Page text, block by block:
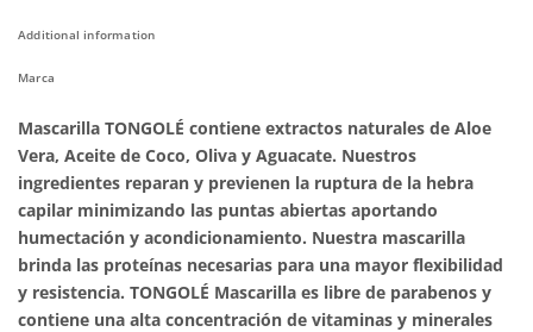
Additional information
Marca
Mascarilla TONGOLÉ contiene extractos naturales de Aloe
Vera, Aceite de Coco, Oliva y Aguacate. Nuestros
ingredientes reparan y previenen la ruptura de la hebra
capilar minimizando las puntas abiertas aportando
humectación y acondicionamiento. Nuestra mascarilla
brinda las proteínas necesarias para una mayor flexibilidad
y resistencia. TONGOLÉ Mascarilla es libre de parabenos y
contiene una alta concentración de vitaminas y minerales